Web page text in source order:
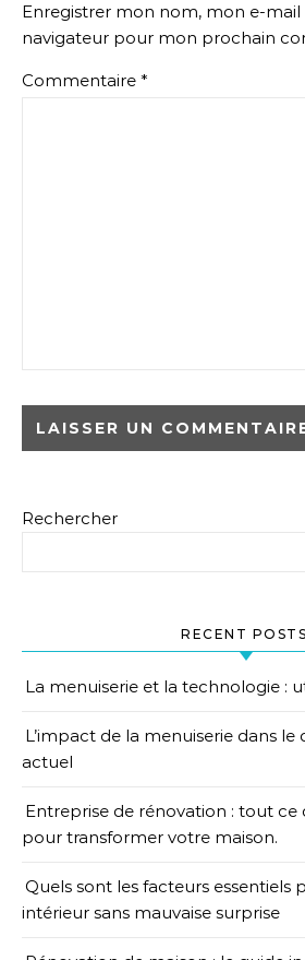
Enregistrer mon nom, mon e-mail
navigateur pour mon prochain
Commentaire *
Rechercher
RECENT POSTS
La menuiserie et la technologie :
L’impact de la menuiserie dans le
actuel
Entreprise de rénovation : tout ce
pour transformer votre maison.
Quels sont les facteurs essentiels
intérieur sans mauvaise surprise